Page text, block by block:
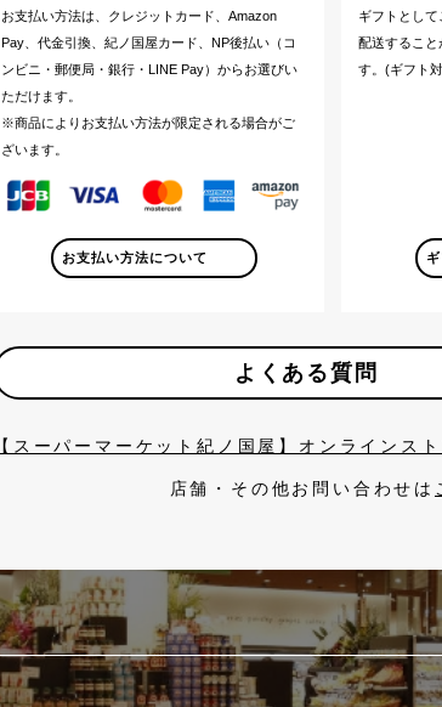
お支払い方法は、クレジットカード、Amazon
Pay、代金引換、紀ノ国屋カード、NP後払い（コ
ンビニ・郵便局・銀行・LINE Pay）からお選びい
ただけます。
※商品によりお支払い方法が限定される場合がご
ざいます。
お支払い方法について
ギフトとし
配送するこ
す。(ギフト
よくある質問
【スーパーマーケット紀ノ国屋】オンラインス
店舗・その他お問い合わせは